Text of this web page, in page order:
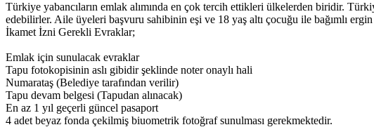
Türkiye yabancıların emlak alımında en çok tercih ettikleri ülkelerden biridir.
edebilirler. Aile üyeleri başvuru sahibinin eşi ve 18 yaş altı çocuğu ile bağımlı
İkamet İzni Gerekli Evraklar;
Emlak için sunulacak evraklar
Tapu fotokopisinin aslı gibidir şeklinde noter onaylı hali
Numarataş (Belediye tarafından verilir)
Tapu devam belgesi (Tapudan alınacak)
En az 1 yıl geçerli güncel pasaport
4 adet beyaz fonda çekilmiş biuometrik fotoğraf sunulması gerekmektedir.